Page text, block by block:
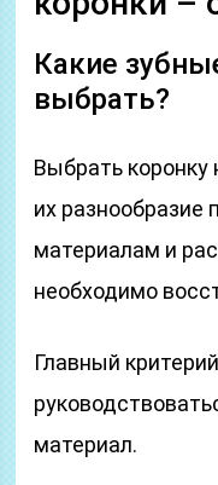
Какие
выбрать?
Выбрать коронку
их разнообразие
материалам и
необходимо
Главный
материал.